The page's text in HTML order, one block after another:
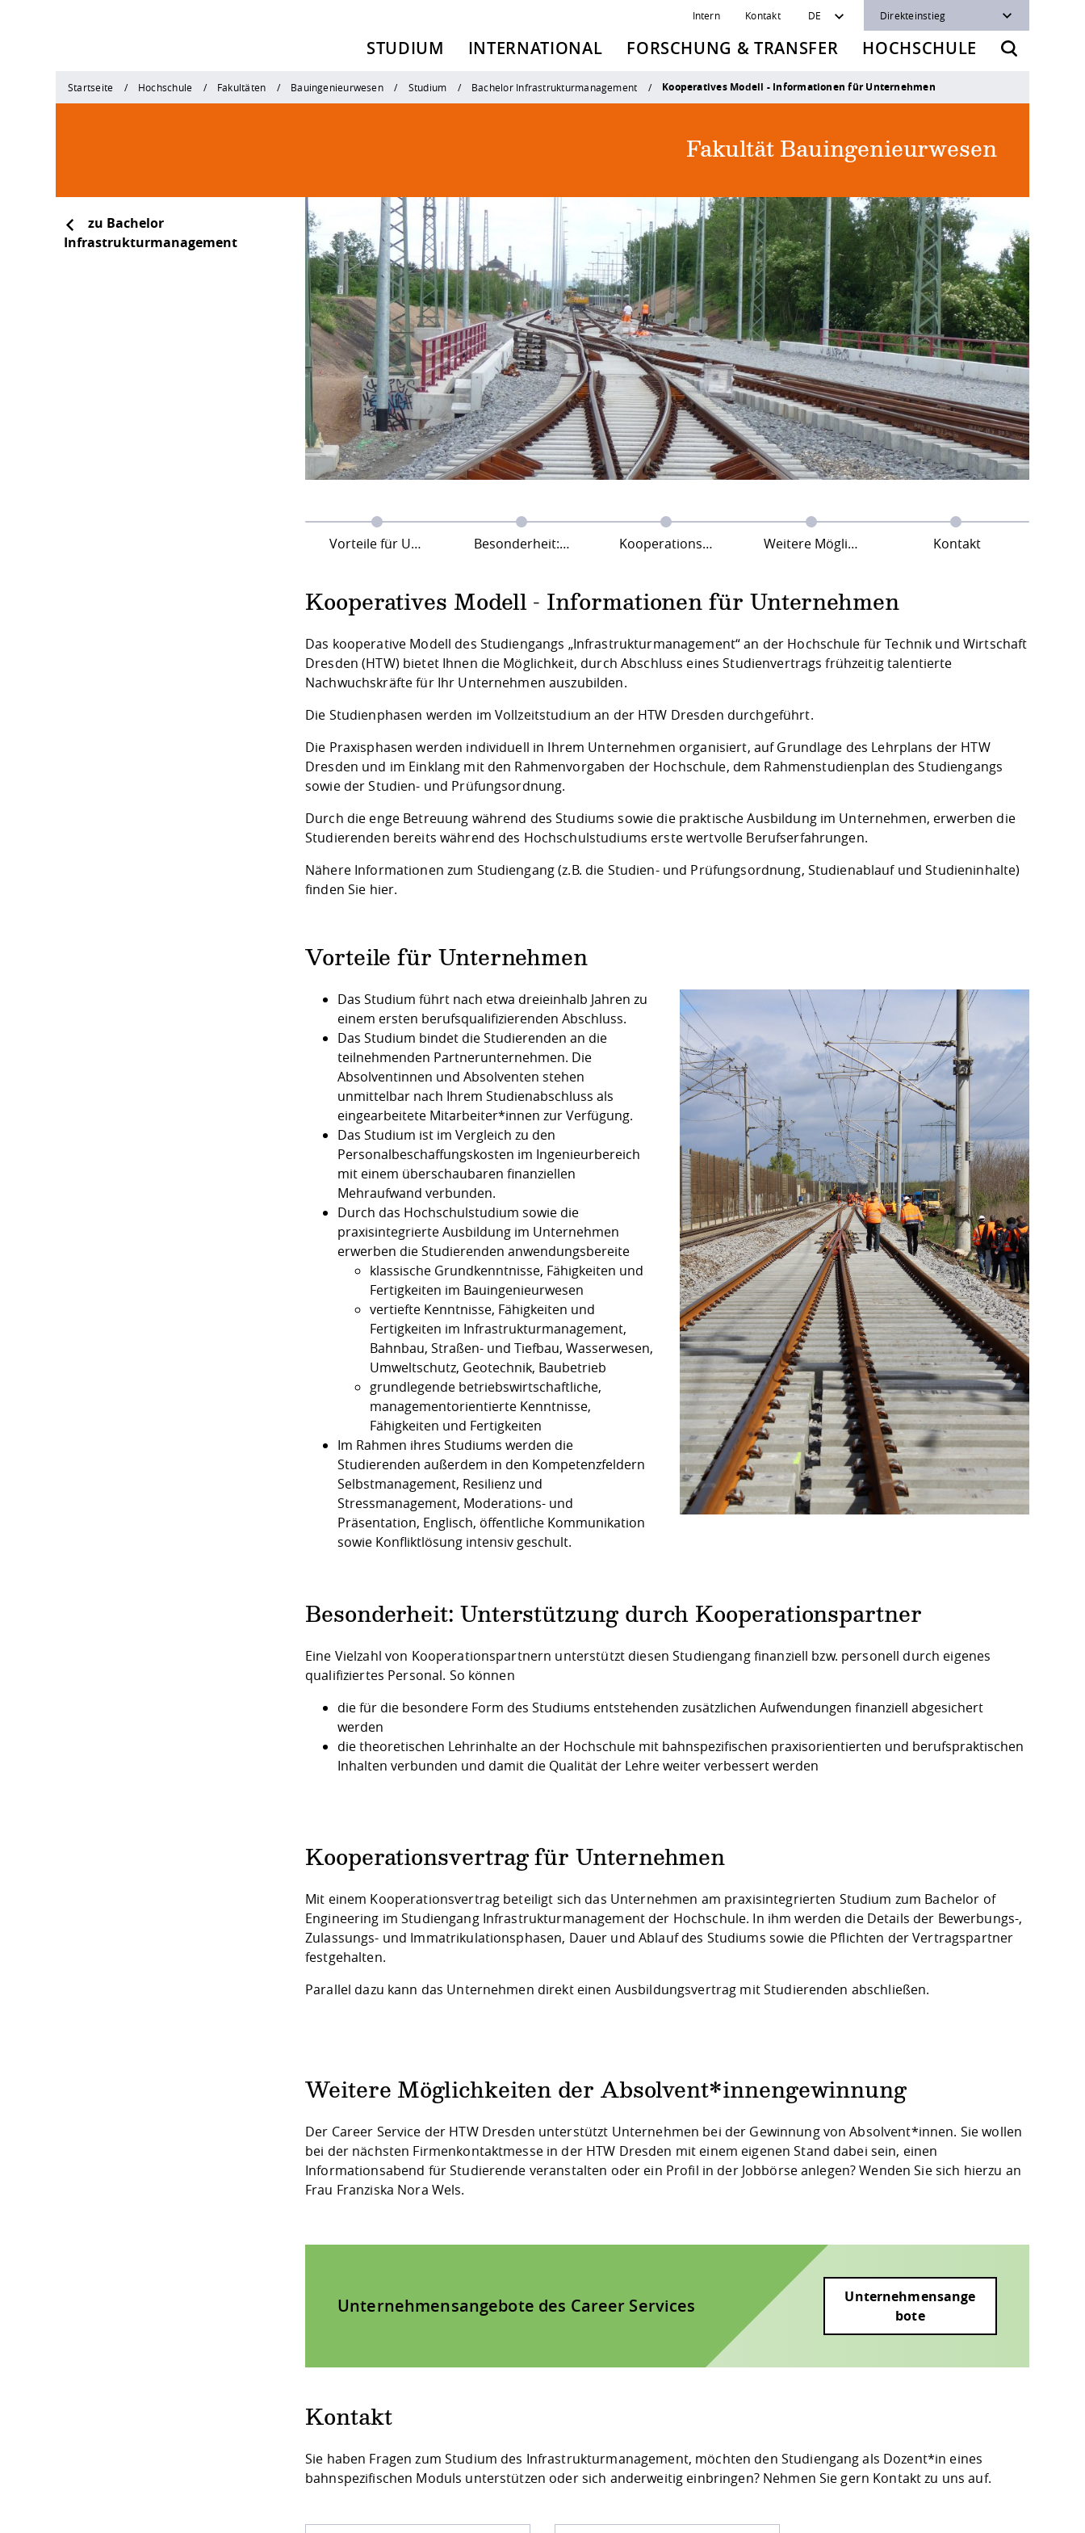
Intern Kontakt DE Direkteinstieg
STUDIUM INTERNATIONAL FORSCHUNG & TRANSFER HOCHSCHULE
Startseite Hochschule Fakultäten Bauingenieurwesen Studium Bachelor Infrastrukturmanagement Kooperatives Modell - Informationen für Unternehmen
Fakultät Bauingenieurwesen
zu Bachelor
Infrastrukturmanagement
Vorteile für Unternehmen Besonderheit: Unterstützung durch Kooperationspartner Kooperationsvertrag für Unternehmen Weitere Möglichkeiten der Absolvent*innengewinnung Kontakt
Kooperatives Modell - Informationen für Unternehmen
Das kooperative Modell des Studiengangs „Infrastrukturmanagement“ an der Hochschule für Technik und Wirtschaft
Dresden (HTW) bietet Ihnen die Möglichkeit, durch Abschluss eines Studienvertrags frühzeitig talentierte
Nachwuchskräfte für Ihr Unternehmen auszubilden.
Die Studienphasen werden im Vollzeitstudium an der HTW Dresden durchgeführt.
Die Praxisphasen werden individuell in Ihrem Unternehmen organisiert, auf Grundlage des Lehrplans der HTW
Dresden und im Einklang mit den Rahmenvorgaben der Hochschule, dem Rahmenstudienplan des Studiengangs
sowie der Studien- und Prüfungsordnung.
Durch die enge Betreuung während des Studiums sowie die praktische Ausbildung im Unternehmen, erwerben die
Studierenden bereits während des Hochschulstudiums erste wertvolle Berufserfahrungen.
Nähere Informationen zum Studiengang (z.B. die Studien- und Prüfungsordnung, Studienablauf und Studieninhalte)
finden Sie hier.
Vorteile für Unternehmen
Das Studium führt nach etwa dreieinhalb Jahren zu
einem ersten berufsqualifizierenden Abschluss.
Das Studium bindet die Studierenden an die
teilnehmenden Partnerunternehmen. Die
Absolventinnen und Absolventen stehen
unmittelbar nach Ihrem Studienabschluss als
eingearbeitete Mitarbeiter*innen zur Verfügung.
Das Studium ist im Vergleich zu den
Personalbeschaffungskosten im Ingenieurbereich
mit einem überschaubaren finanziellen
Mehraufwand verbunden.
Durch das Hochschulstudium sowie die
praxisintegrierte Ausbildung im Unternehmen
erwerben die Studierenden anwendungsbereite
klassische Grundkenntnisse, Fähigkeiten und
Fertigkeiten im Bauingenieurwesen
vertiefte Kenntnisse, Fähigkeiten und
Fertigkeiten im Infrastrukturmanagement,
Bahnbau, Straßen- und Tiefbau, Wasserwesen,
Umweltschutz, Geotechnik, Baubetrieb
grundlegende betriebswirtschaftliche,
managementorientierte Kenntnisse,
Fähigkeiten und Fertigkeiten
Im Rahmen ihres Studiums werden die
Studierenden außerdem in den Kompetenzfeldern
Selbstmanagement, Resilienz und
Stressmanagement, Moderations- und
Präsentation, Englisch, öffentliche Kommunikation
sowie Konfliktlösung intensiv geschult.
Besonderheit: Unterstützung durch Kooperationspartner
Eine Vielzahl von Kooperationspartnern unterstützt diesen Studiengang finanziell bzw. personell durch eigenes
qualifiziertes Personal. So können
die für die besondere Form des Studiums entstehenden zusätzlichen Aufwendungen finanziell abgesichert
werden
die theoretischen Lehrinhalte an der Hochschule mit bahnspezifischen praxisorientierten und berufspraktischen
Inhalten verbunden und damit die Qualität der Lehre weiter verbessert werden
Kooperationsvertrag für Unternehmen
Mit einem Kooperationsvertrag beteiligt sich das Unternehmen am praxisintegrierten Studium zum Bachelor of
Engineering im Studiengang Infrastrukturmanagement der Hochschule. In ihm werden die Details der Bewerbungs-,
Zulassungs- und Immatrikulationsphasen, Dauer und Ablauf des Studiums sowie die Pflichten der Vertragspartner
festgehalten.
Parallel dazu kann das Unternehmen direkt einen Ausbildungsvertrag mit Studierenden abschließen.
Weitere Möglichkeiten der Absolvent*innengewinnung
Der Career Service der HTW Dresden unterstützt Unternehmen bei der Gewinnung von Absolvent*innen. Sie wollen
bei der nächsten Firmenkontaktmesse in der HTW Dresden mit einem eigenen Stand dabei sein, einen
Informationsabend für Studierende veranstalten oder ein Profil in der Jobbörse anlegen? Wenden Sie sich hierzu an
Frau Franziska Nora Wels.
Unternehmensangebote des Career Services
Unternehmensange
bote
Kontakt
Sie haben Fragen zum Studium des Infrastrukturmanagement, möchten den Studiengang als Dozent*in eines
bahnspezifischen Moduls unterstützen oder sich anderweitig einbringen? Nehmen Sie gern Kontakt zu uns auf.